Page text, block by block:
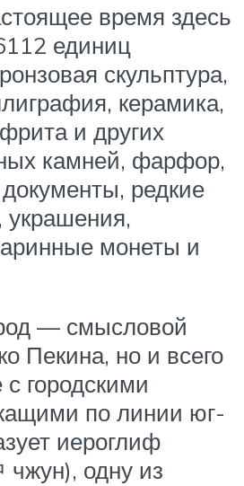
время здесь
единиц
скульптура,
керамика,
и других
камней, фарфор,
редкие
украшения,
монеты и
— смысловой
Пекина, но и всего
городскими
по линии юг-
иероглиф
чжун), одну из